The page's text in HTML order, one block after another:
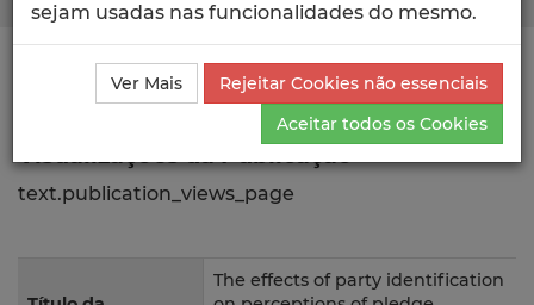
Ciência_Iscte Publicações
Descrição Detalhada da
Publicação
Visualizações
text.publication_views_page
The effects of party identification
sejam usadas nas funcionalidades do mesmo.
Ver Mais
Rejeitar Cookies não essenciais
Aceitar todos os Cookies